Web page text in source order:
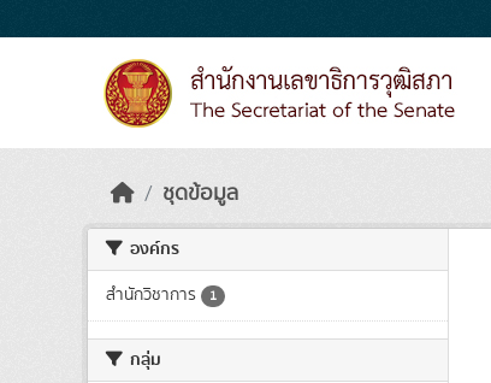
ชุดข้อมูล
องค์กร
สำนักวิชาการ 1
กลุ่ม